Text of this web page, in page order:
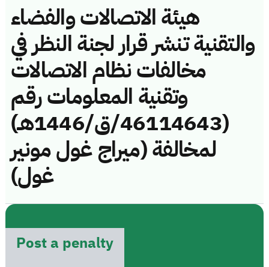
هيئة الاتصالات والفضاء
والتقنية تنشر قرار لجنة النظر في
مخالفات نظام الاتصالات
وتقنية المعلومات رقم
(46114643/ق/1446هـ)
لمخالفة (ميراج غول مونير
غول)
Post a penalty